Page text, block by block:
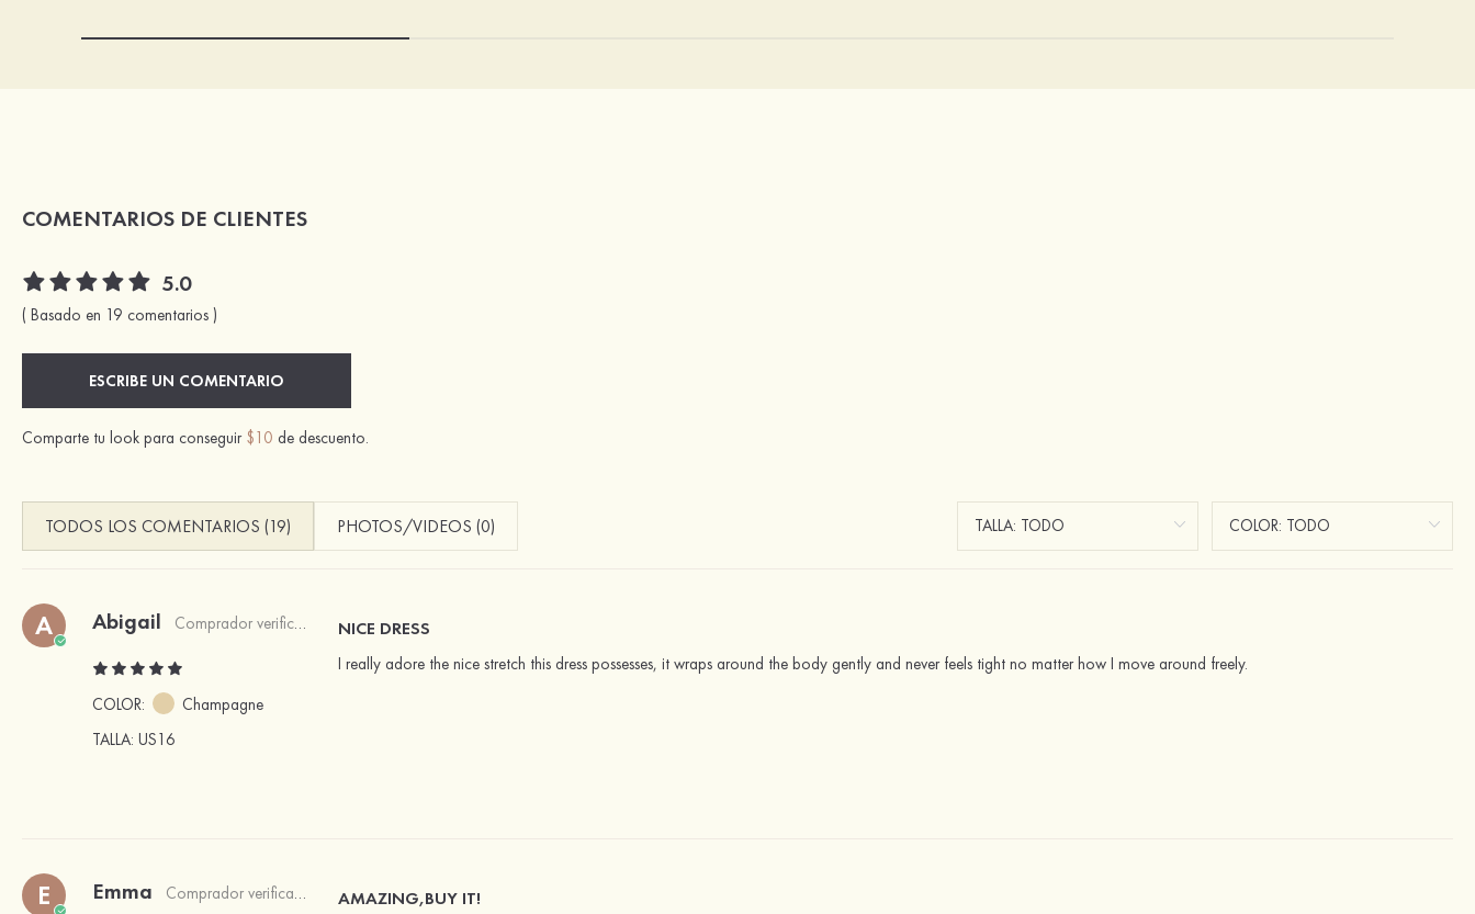
COMENTARIOS DE CLIENTES
5.0
( Basado en 19 comentarios )
ESCRIBE UN COMENTARIO
Comparte tu look para conseguir $10 de descuento.
TODOS LOS COMENTARIOS (19) PHOTOS/VIDEOS (0)
A Abigail Comprador verificado
COLOR:
Champagne
TALLA: US16
NICE DRESS
I really adore the nice stretch this dress possesses, it wraps around the body gently and never feels tight no matter how I move around freely.
E Emma Comprador verificado AMAZING,BUY IT!